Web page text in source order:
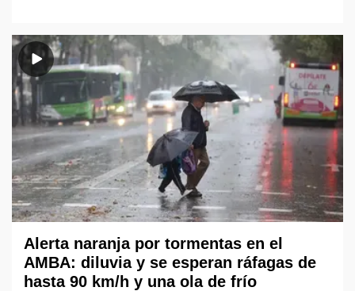
Alerta naranja por tormentas en el
AMBA: diluvia y se esperan ráfagas de
hasta 90 km/h y una ola de frío